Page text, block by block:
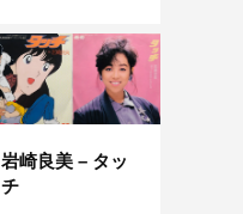
岩崎良美 – タッ
チ